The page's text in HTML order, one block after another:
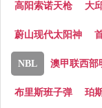
高阳索诺天枪 大
蔚山现代太阳神
NBL 澳甲联西部
布里斯班子弹 珀